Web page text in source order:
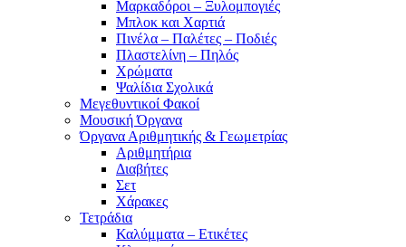
Μαρκαδόροι – Ξυλομπογιές
Μπλοκ και Χαρτιά
Πινέλα – Παλέτες – Ποδιές
Πλαστελίνη – Πηλός
Χρώματα
Ψαλίδια Σχολικά
Μεγεθυντικοί Φακοί
Μουσική Όργανα
Όργανα Αριθμητικής & Γεωμετρίας
Αριθμητήρια
Διαβήτες
Σετ
Χάρακες
Τετράδια
Καλύμματα – Ετικέτες